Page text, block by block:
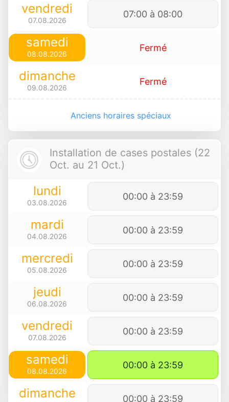
vendredi
07.08.2026
07:00 à 08:00
samedi
08.08.2026
Fermé
dimanche
09.08.2026
Fermé
Anciens horaires spéciaux
Installation de cases postales (22
Oct. au 21 Oct.)
lundi
03.08.2026
00:00 à 23:59
mardi
04.08.2026
00:00 à 23:59
mercredi
05.08.2026
00:00 à 23:59
jeudi
06.08.2026
00:00 à 23:59
vendredi
07.08.2026
00:00 à 23:59
samedi
08.08.2026
00:00 à 23:59
dimanche 00:00 à 23:59